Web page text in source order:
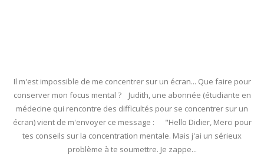
Il m'est impossible de me concentrer sur un écran... Que faire pour
conserver mon focus mental ? Judith, une abonnée (étudiante en
médecine qui rencontre des difficultés pour se concentrer sur un
écran) vient de m'envoyer ce message : "Hello Didier, Merci pour
tes conseils sur la concentration mentale. Mais j'ai un sérieux
problème à te soumettre. Je zappe...